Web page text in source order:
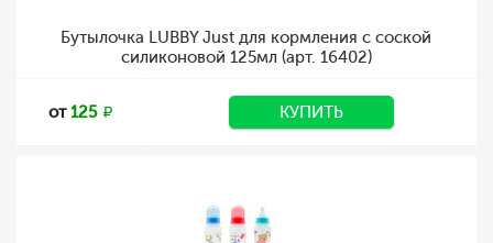
Бутылочка LUBBY Just для кормления с соской
силиконовой 125мл (арт. 16402)
от125 КУПИТЬ